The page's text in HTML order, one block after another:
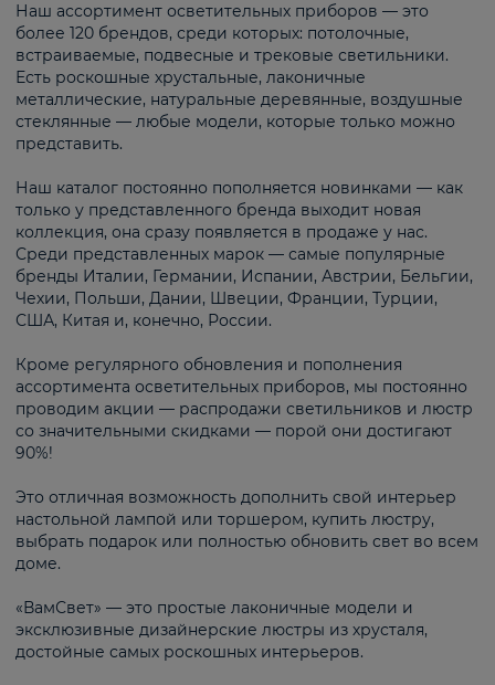
Наш ассортимент осветительных приборов — это
более 120 брендов, среди которых: потолочные,
встраиваемые, подвесные и трековые светильники.
Есть роскошные хрустальные, лаконичные
металлические, натуральные деревянные, воздушные
стеклянные — любые модели, которые только можно
представить.
Наш каталог постоянно пополняется новинками — как
только у представленного бренда выходит новая
коллекция, она сразу появляется в продаже у нас.
Среди представленных марок — самые популярные
бренды Италии, Германии, Испании, Австрии, Бельгии,
Чехии, Польши, Дании, Швеции, Франции, Турции,
США, Китая и, конечно, России.
Кроме регулярного обновления и пополнения
ассортимента осветительных приборов, мы постоянно
проводим акции — распродажи светильников и люстр
со значительными скидками — порой они достигают
90%!
Это отличная возможность дополнить свой интерьер
настольной лампой или торшером, купить люстру,
выбрать подарок или полностью обновить свет во всем
доме.
«ВамСвет» — это простые лаконичные модели и
эксклюзивные дизайнерские люстры из хрусталя,
достойные самых роскошных интерьеров.